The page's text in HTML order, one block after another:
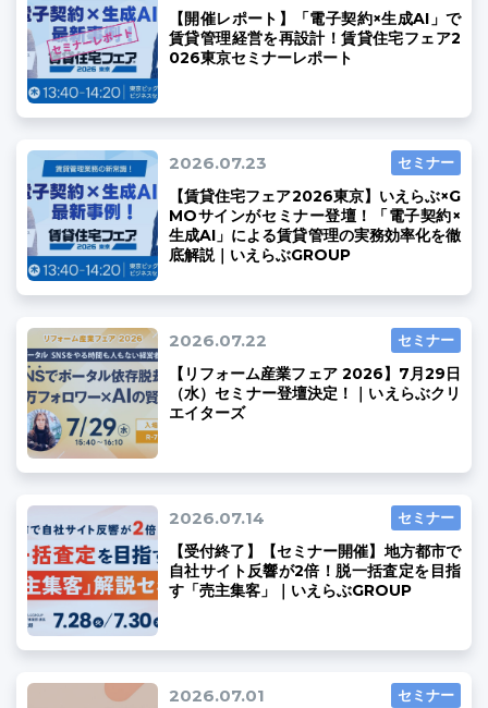
ニュース一覧 お役立ちブログ
03-6689-1791
【開催レポート】「電子契約×生成AI」で
賃貸管理経営を再設計！賃貸住宅フェア2
026東京セミナーレポート
2026.07.23 セミナー
【賃貸住宅フェア2026東京】いえらぶ×G
MOサインがセミナー登壇！「電子契約×
生成AI」による賃貸管理の実務効率化を徹
底解説｜いえらぶGROUP
2026.07.22 セミナー
【リフォーム産業フェア 2026】7月29日
（水）セミナー登壇決定！｜いえらぶクリ
エイターズ
2026.07.14 セミナー
【受付終了】【セミナー開催】地方都市で
自社サイト反響が2倍！脱一括査定を目指
す「売主集客」｜いえらぶGROUP
2026.07.01 セミナー